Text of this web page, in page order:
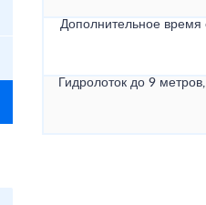
Дополнительное
Гидролоток до 9